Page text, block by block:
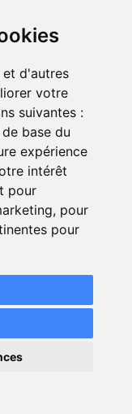
et d'autres
votre
suivantes :
base du
expérience
intérêt
pour
, pour
pour
de 2
formules
ou
franchise
de 30 € à
maximum
sur
médicaux
animal a
de 10 ans.